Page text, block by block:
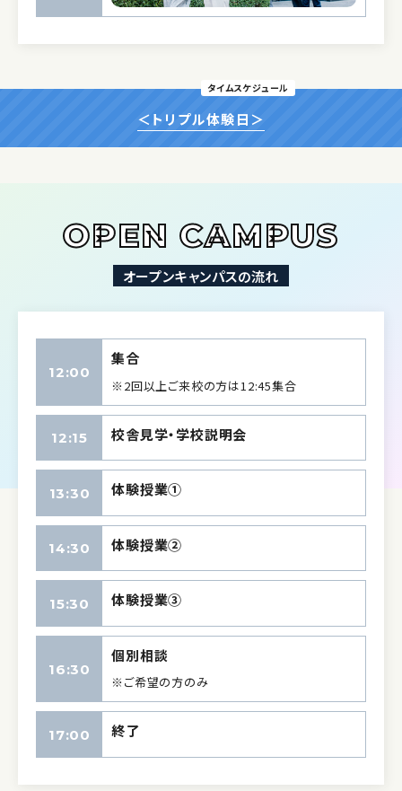
タイムスケジュール
＜トリプル体験日＞
OPEN CAMPUS
オープンキャンパスの流れ
12:00
集合
※2回以上ご来校の方は12:45集合
12:15 校舎見学・学校説明会
13:30 体験授業①
14:30 体験授業②
15:30 体験授業③
16:30
個別相談
※ご希望の方のみ
17:00 終了